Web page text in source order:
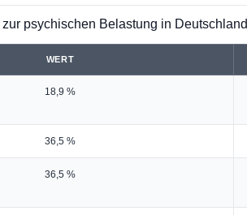
psychischen Belastung in Deutschland
WERT
18,9 %
36,5 %
36,5 %